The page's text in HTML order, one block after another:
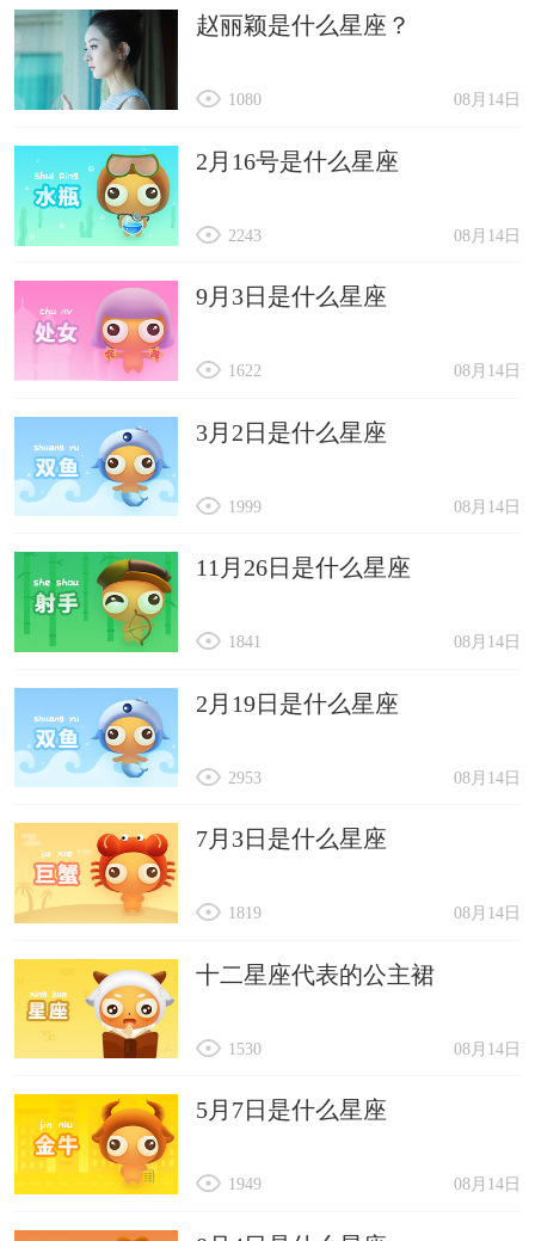
赵丽颖是什么星座？
08月14日
1080
2月16号是什么星座
08月14日
2243
9月3日是什么星座
08月14日
1622
3月2日是什么星座
08月14日
1999
11月26日是什么星座
08月14日
1841
2月19日是什么星座
08月14日
2953
7月3日是什么星座
08月14日
1819
十二星座代表的公主裙
08月14日
1530
5月7日是什么星座
08月14日
1949